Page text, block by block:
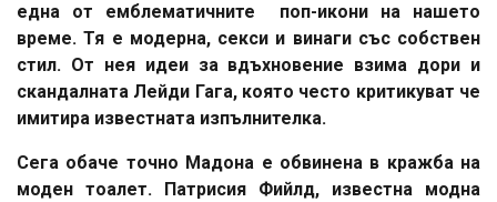
една от емблематичните поп-икони на нашето
време. Тя е модерна, секси и винаги със собствен
стил. От нея идеи за вдъхновение взима дори и
скандалната Лейди Гага, която често критикуват че
имитира известната изпълнителка.
Сега обаче точно Мадона е обвинена в кражба на
моден тоалет. Патрисия Фийлд, известна модна